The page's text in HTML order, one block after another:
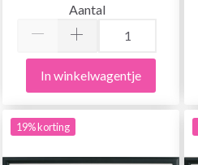
Aantal
In winkelwagentje
19% korting